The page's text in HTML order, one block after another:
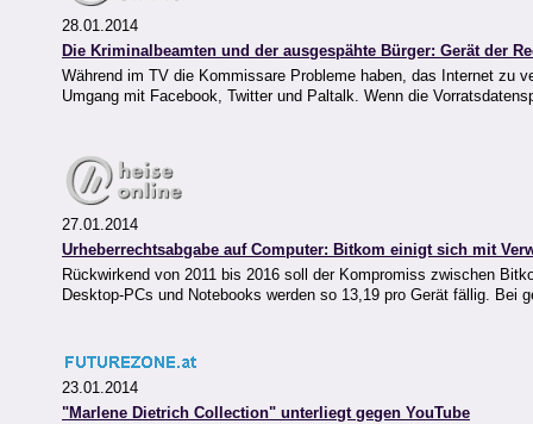
28.01.2014
Die Kriminalbeamten und der ausgespähte Bürger: Gerät der
Während im TV die Kommissare Probleme haben, das Internet zu
Umgang mit Facebook, Twitter und Paltalk. Wenn die
27.01.2014
Urheberrechtsabgabe auf Computer: Bitkom einigt sich mit
Rückwirkend von 2011 bis 2016 soll der Kompromiss zwischen
Desktop-PCs und Notebooks werden so 13,19 pro Gerät fällig. Bei
23.01.2014
"Marlene Dietrich Collection" unterliegt gegen YouTube